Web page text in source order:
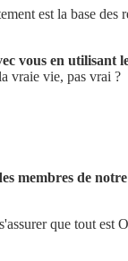
est la base
vous en utilisant
vraie vie, pas vrai ?
membres de
que tout